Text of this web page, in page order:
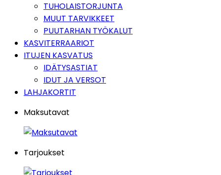
TUHOLAISTORJUNTA
MUUT TARVIKKEET
PUUTARHAN TYÖKALUT
KASVITERRAARIOT
ITUJEN KASVATUS
IDÄTYSASTIAT
IDUT JA VERSOT
LAHJAKORTIT
Maksutavat
Tarjoukset